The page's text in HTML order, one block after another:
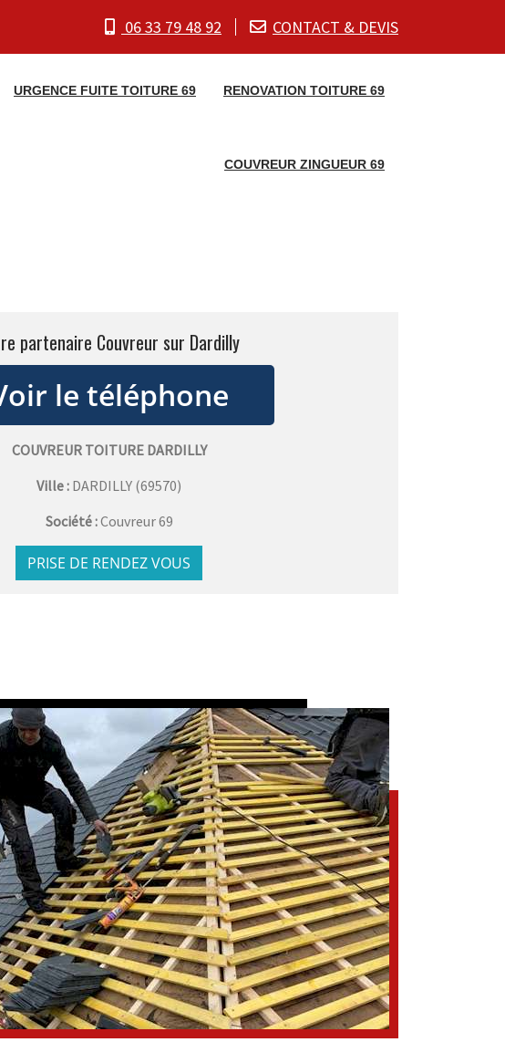
06 33 79 48 92 CONTACT & DEVIS
URGENCE FUITE TOITURE 69 RENOVATION TOITURE 69
COUVREUR ZINGUEUR 69
partenaire Couvreur sur Dardilly
COUVREUR TOITURE DARDILLY
Ville : DARDILLY (69570)
Société :Couvreur 69
PRISE DE RENDEZ VOUS